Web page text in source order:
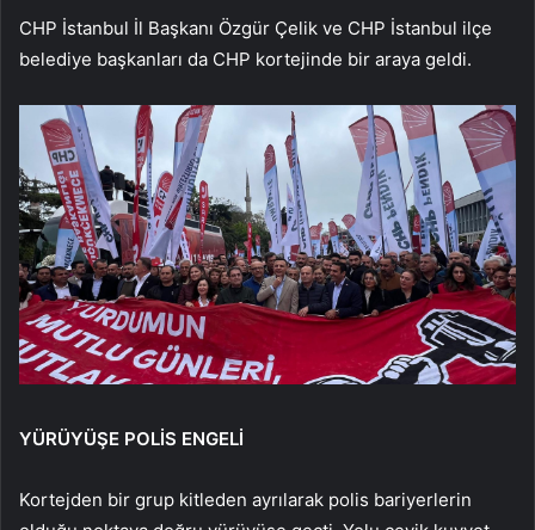
CHP İstanbul İl Başkanı Özgür Çelik ve CHP İstanbul ilçe
belediye başkanları da CHP kortejinde bir araya geldi.
YÜRÜYÜŞE POLİS ENGELİ
Kortejden bir grup kitleden ayrılarak polis bariyerlerin